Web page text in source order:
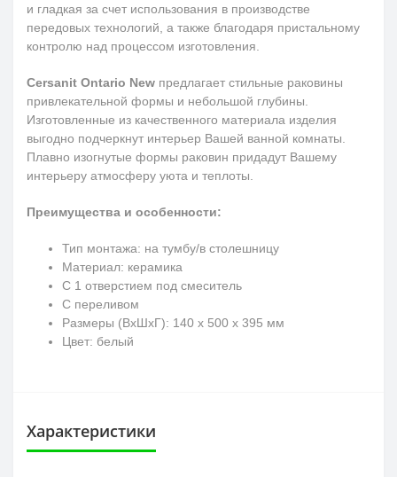
и гладкая за счет использования в производстве
передовых технологий, а также благодаря пристальному
контролю над процессом изготовления.
Cersanit Ontario New предлагает стильные раковины
привлекательной формы и небольшой глубины.
Изготовленные из качественного материала изделия
выгодно подчеркнут интерьер Вашей ванной комнаты.
Плавно изогнутые формы раковин придадут Вашему
интерьеру атмосферу уюта и теплоты.
Преимущества и особенности:
Тип монтажа: на тумбу/в столешницу
Материал: керамика
С 1 отверстием под смеситель
С переливом
Размеры (ВхШхГ): 140 х 500 x 395 мм
Цвет: белый
Характеристики